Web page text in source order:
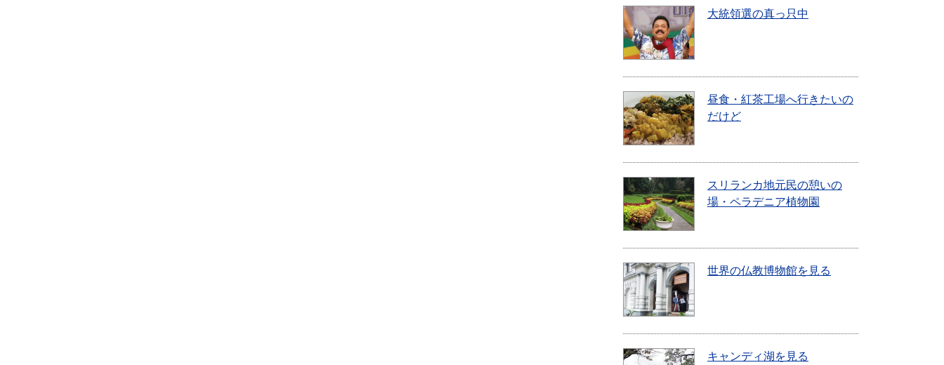
大統領選の真っ只中
昼食・紅茶工場へ行きたいの
だけど
スリランカ地元民の憩いの
場・ペラデニア植物園
世界の仏教博物館を見る
キャンディ湖を見る